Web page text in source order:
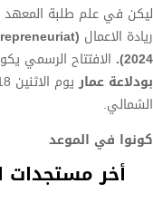
أخر مستجدات
ليكن في علم طلبة المعهد
ريادة الاعمال (
2024). الافتتاح الرسمي
بودلاعة عمار
الشمالي.
كونوا في الموعد